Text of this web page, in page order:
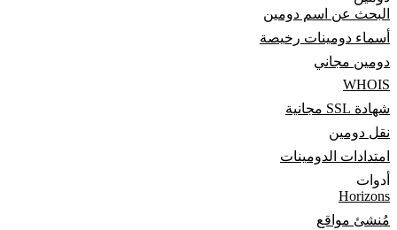
البحث عن اسم دومين
أسماء دومينات رخيصة
دومين مجاني
WHOIS
شهادة SSL مجانية
نقل دومين
امتدادات الدومينات
أدوات
Horizons
مُنشئ مواقع